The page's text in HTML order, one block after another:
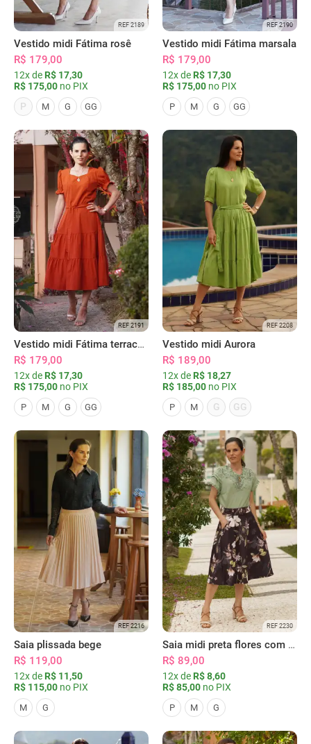
REF 2189
Vestido midi Fátima rosê
R$ 179,00
12x de R$ 17,30
R$ 175,00 no PIX
P
M G GG
REF 2190
Vestido midi Fátima marsala
R$ 179,00
12x de R$ 17,30
R$ 175,00 no PIX
P M G GG
REF 2191
Vestido midi Fátima terracota
R$ 179,00
12x de R$ 17,30
R$ 175,00 no PIX
P M G GG
REF 2208
Vestido midi Aurora
R$ 189,00
12x de R$ 18,27
R$ 185,00 no PIX
P M G GG
REF 2216
Saia plissada bege
R$ 119,00
12x de R$ 11,50
R$ 115,00 no PIX
M G
REF 2230
Saia midi preta flores com bolsos
R$ 89,00
12x de R$ 8,60
R$ 85,00 no PIX
P M G